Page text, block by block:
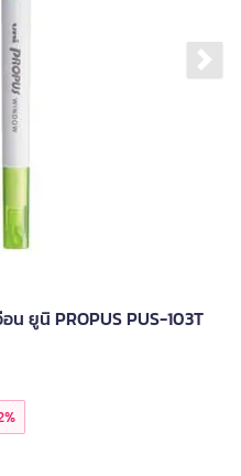
น ยูนิ PROPUS PUS-103T